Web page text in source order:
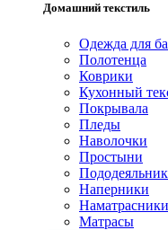
Домашний текстиль
Одежда для
Полотенца
Коврики
Кухонный
Покрывала
Пледы
Наволочки
Простыни
Наперники
Наматрасники
Матрасы